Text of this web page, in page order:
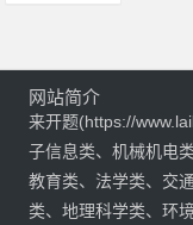
网站简介
来开题(https://
子信息类、机械机电
教育类、法学类、交
类、地理科学类、环